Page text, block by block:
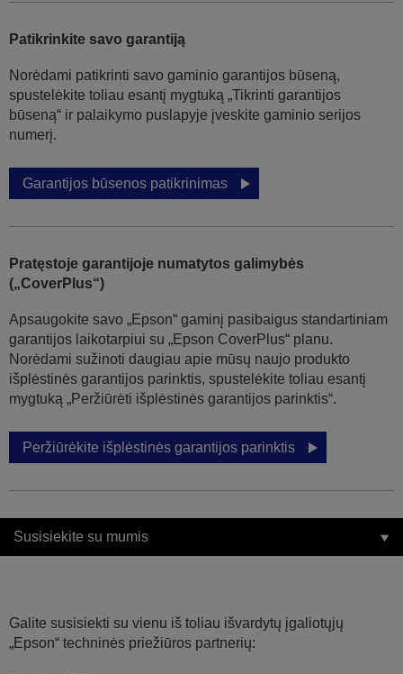
Patikrinkite savo garantiją
Norėdami patikrinti savo gaminio garantijos būseną,
spustelėkite toliau esantį mygtuką „Tikrinti garantijos
būseną“ ir palaikymo puslapyje įveskite gaminio serijos
numerį.
Garantijos būsenos patikrinimas
Pratęstoje garantijoje numatytos galimybės
(„CoverPlus“)
Apsaugokite savo „Epson“ gaminį pasibaigus standartiniam
garantijos laikotarpiui su „Epson CoverPlus“ planu.
Norėdami sužinoti daugiau apie mūsų naujo produkto
išplėstinės garantijos parinktis, spustelėkite toliau esantį
mygtuką „Peržiūrėti išplėstinės garantijos parinktis“.
Peržiūrėkite išplėstinės garantijos parinktis
Susisiekite su mumis
Galite susisiekti su vienu iš toliau išvardytų įgaliotųjų
„Epson“ techninės priežiūros partnerių: